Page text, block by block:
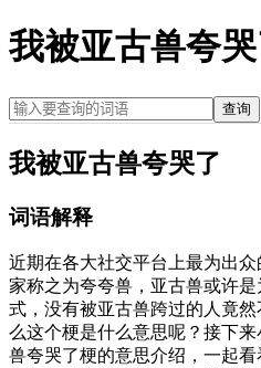
我被亚古兽夸
查询
我被亚古兽夸哭了
词语解释
近期在各大社交平台上最为出
家称之为夸夸兽，亚古兽或许
式，没有被亚古兽跨过的人竟
么这个梗是什么意思呢？接下
兽夸哭了梗的意思介绍，一起